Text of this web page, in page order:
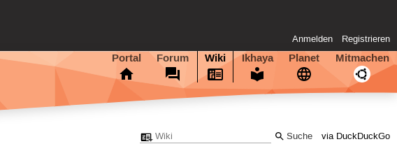
Anmelden Registrieren
Portal Forum Wiki Ikhaya Planet Mitmachen
via DuckDuckGo